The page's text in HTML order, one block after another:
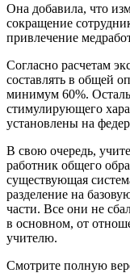
Она добавила, что
сокращение
привлечение
Согласно расчетам
составлять в общей
минимум 60%.
стимулирующего
установлены на
В свою очередь,
работник общего
существующая
разделение на
части. Все они не
в основном, от
учителю.
Смотрите полную